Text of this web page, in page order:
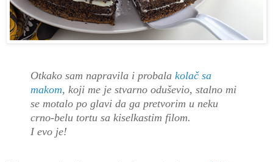
Otkako sam napravila i probala kolač sa
makom, koji me je stvarno oduševio, stalno mi
se motalo po glavi da ga pretvorim u neku
crno-belu tortu sa kiselkastim filom.
I evo je!